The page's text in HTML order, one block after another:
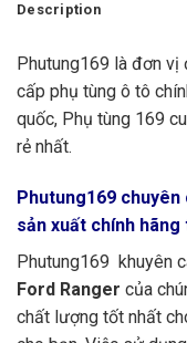
Description
Phutung169 là đơn vị
cấp phụ tùng ô tô
quốc, Phụ tùng 169
rẻ nhất.
Phutung169 chuyên
sản xuất chính
Phutung169 khuyên
Ford Ranger của
chất lượng tốt nhất